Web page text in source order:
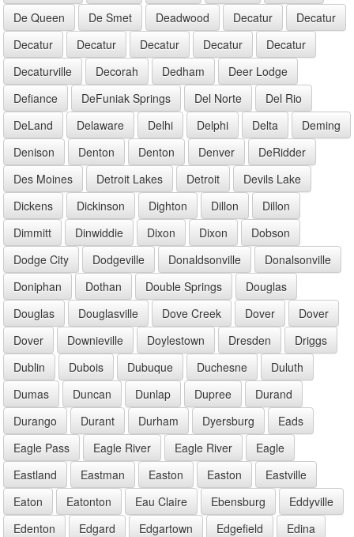
De Queen
De Smet Deadwood Decatur
Decatur
Decatur
Decatur Decatur Decatur
Decatur
Decaturville
Decorah Dedham
Deer Lodge
Defiance
DeFuniak Springs Del Norte
Del Rio
DeLand
Delaware Delhi Delphi Delta
Deming
Denison
Denton Denton Denver
DeRidder
Des Moines
Detroit Lakes Detroit
Devils Lake
Dickens
Dickinson Dighton Dillon
Dillon
Dimmitt
Dinwiddie Dixon Dixon
Dobson
Dodge City
Dodgeville Donaldsonville
Donalsonville
Doniphan
Dothan Double Springs
Douglas
Douglas
Douglasville Dove Creek Dover
Dover
Dover
Downieville Doylestown Dresden
Driggs
Dublin
Dubois Dubuque Duchesne
Duluth
Dumas
Duncan Dunlap Dupree
Durand
Durango
Durant Durham Dyersburg
Eads
Eagle Pass
Eagle River Eagle River
Eagle
Eastland
Eastman Easton Easton
Eastville
Eaton
Eatonton Eau Claire Ebensburg
Eddyville
Edenton
Edgard Edgartown Edgefield
Edina